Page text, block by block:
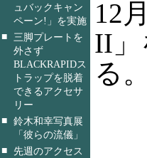
ュバックキャン
ペーン!」を実施
■ 三脚プレートを
外さず
BLACKRAPIDス
トラップを脱着
できるアクセサ
リー
■ 鈴木和幸写真展
「彼らの流儀」
■ 先週のアクセス
12
II」
る。